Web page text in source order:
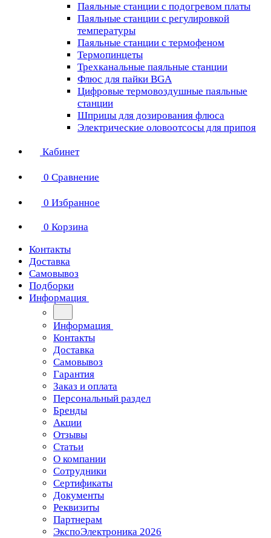
Паяльные станции с подогревом платы
Паяльные станции с регулировкой
температуры
Паяльные станции с термофеном
Термопинцеты
Трехканальные паяльные станции
Флюс для пайки BGA
Цифровые термовоздушные паяльные
станции
Шприцы для дозирования флюса
Электрические оловоотсосы для припоя
Кабинет
0 Сравнение
0 Избранное
0 Корзина
Контакты
Доставка
Самовывоз
Подборки
Информация
Информация
Контакты
Доставка
Самовывоз
Гарантия
Заказ и оплата
Персональный раздел
Бренды
Акции
Отзывы
Статьи
О компании
Сотрудники
Сертификаты
Документы
Реквизиты
Партнерам
ЭкспоЭлектроника 2026